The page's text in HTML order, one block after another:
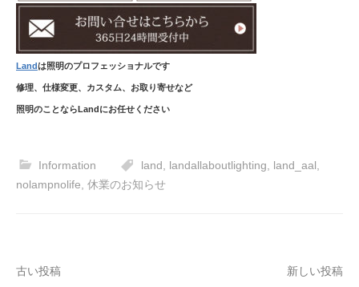
Landは照明のプロフェッショナルです
修理、仕様変更、カスタム、お取り寄せなど
照明のことならLandにお任せください
Information land landallaboutlighting land_aal
nolampnolife, 休業のお知らせ
投
古い投稿 新しい投稿